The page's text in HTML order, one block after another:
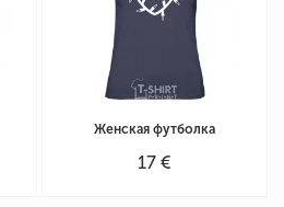
Женская футболка
17 €